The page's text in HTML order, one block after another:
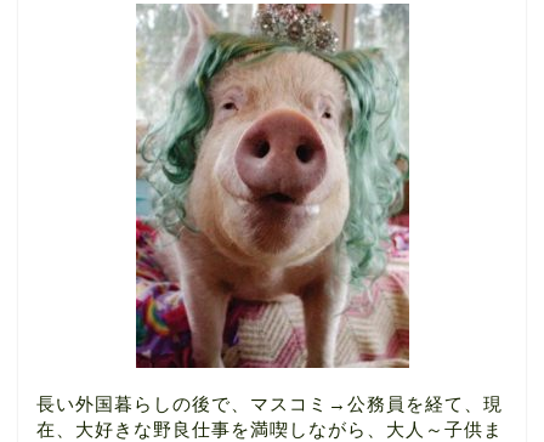
長い外国暮らしの後で、マスコミ→公務員を経て、現
在、大好きな野良仕事を満喫しながら、大人～子供ま